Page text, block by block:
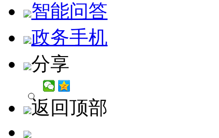
智能问答
政务手机
分享
返回顶部